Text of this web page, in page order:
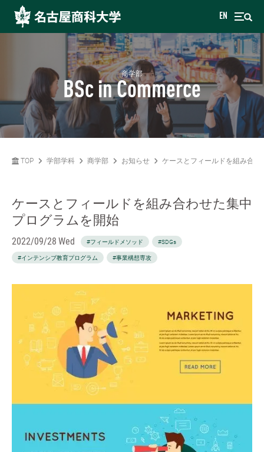
EN
商学部
BSc in Commerce
TOP 学部学科 商学部 お知らせ ケースとフィールドを組み合
ケースとフィールドを組み合わせた集中
プログラムを開始
2022/09/28 Wed #フィールドメソッド #SDGs
#インテンシブ教育プログラム #事業構想専攻